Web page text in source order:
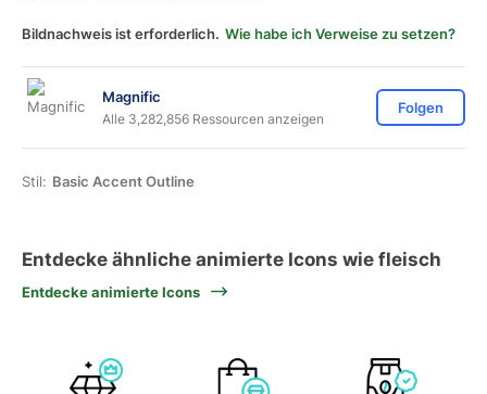
Bildnachweis ist erforderlich. Wie habe ich Verweise zu setzen?
Magnific
Alle 3,282,856 Ressourcen anzeigen
Folgen
Stil: Basic Accent Outline
Entdecke ähnliche animierte Icons wie fleisch
Entdecke animierte Icons